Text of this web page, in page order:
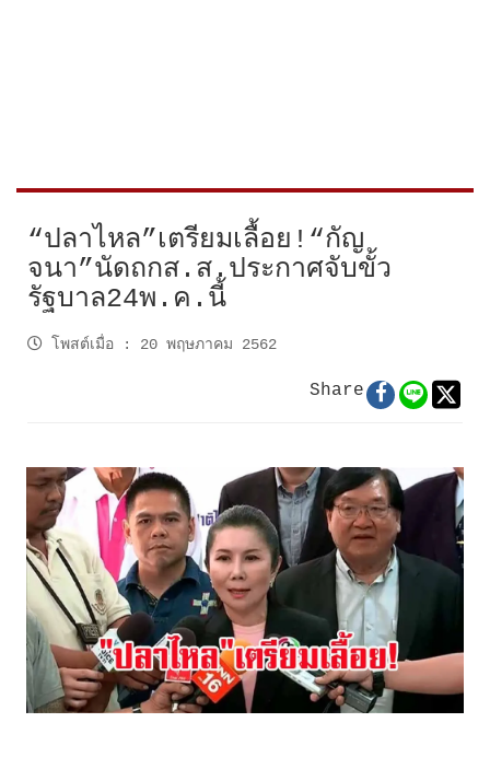
“ปลาไหล”เตรียมเลื้อย!“กัญ
จนา”นัดถกส.ส.ประกาศจับขั้ว
รัฐบาล24พ.ค.นี้
โพสต์เมื่อ : 20 พฤษภาคม 2562
Share